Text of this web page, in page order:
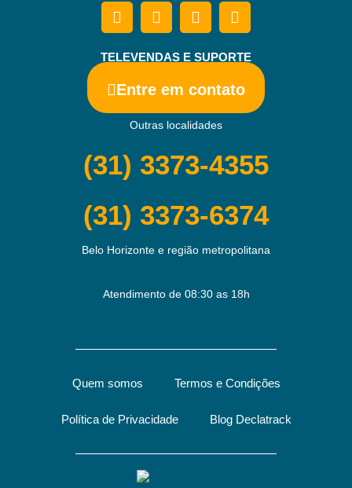
TELEVENDAS E SUPORTE
Entre em contato
Outras localidades
(31) 3373-4355
(31) 3373-6374
Belo Horizonte e região metropolitana
Atendimento de 08:30 as 18h
Quem somos Termos e Condições
Política de Privacidade Blog Declatrack